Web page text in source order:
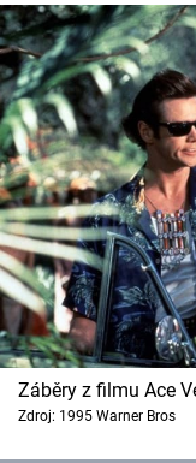
Záběry z filmu Ace
Zdroj: 1995 Warner Bros